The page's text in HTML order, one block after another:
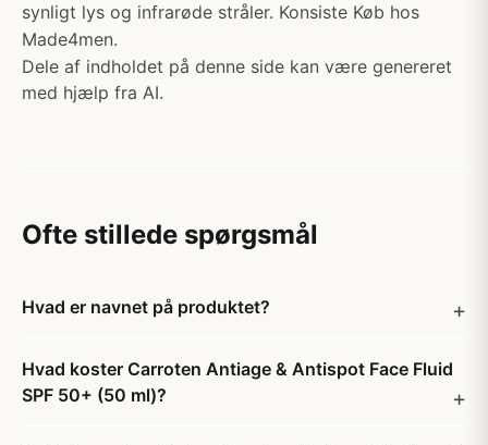
synligt lys og infrarøde stråler. Konsiste Køb hos
Made4men.
Dele af indholdet på denne side kan være genereret
med hjælp fra AI.
Ofte stillede spørgsmål
Hvad er navnet på produktet?
Hvad koster Carroten Antiage & Antispot Face Fluid
SPF 50+ (50 ml)?